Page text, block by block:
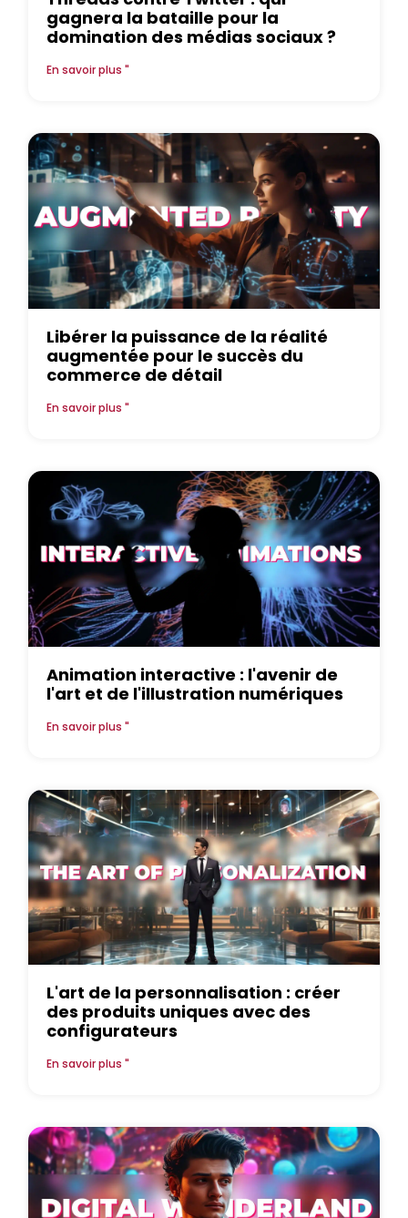
gagnera la bataille pour la
domination des médias sociaux ?
En savoir plus "
Libérer la puissance de la réalité
augmentée pour le succès du
commerce de détail
En savoir plus "
Animation interactive : l'avenir de
l'art et de l'illustration numériques
En savoir plus "
L'art de la personnalisation : créer
des produits uniques avec des
configurateurs
En savoir plus "